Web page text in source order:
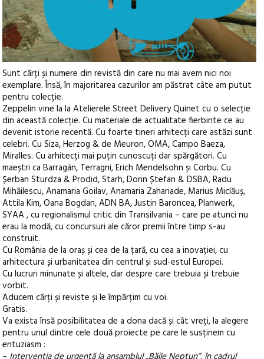
Sunt cărți și numere din revistă din care nu mai avem nici noi
exemplare. Însă, în majoritarea cazurilor am păstrat câte am putut
pentru colecție.
Zeppelin vine la la Atelierele Street Delivery Quinet cu o selecție
din această colecție. Cu materiale de actualitate fierbinte ce au
devenit istorie recentă. Cu foarte tineri arhitecți care astăzi sunt
celebri. Cu Siza, Herzog & de Meuron, OMA, Campo Baeza,
Miralles. Cu arhitecți mai puțin cunoscuți dar spărgători. Cu
maeștri ca Barragán, Terragni, Erich Mendelsohn și Corbu. Cu
Șerban Sturdza & Prodid, Starh, Dorin Ștefan & DSBA, Radu
Mihăilescu, Anamaria Goilav, Anamaria Zahariade, Marius Miclăuș,
Attila Kim, Oana Bogdan, ADN BA, Justin Baroncea, Planwerk,
SYAA , cu regionalismul critic din Transilvania – care pe atunci nu
erau la modă, cu concursuri ale căror premii între timp s-au
construit.
Cu România de la oraș și cea de la țară, cu cea a inovației, cu
arhitectura și urbanitatea din centrul și sud-estul Europei.
Cu lucruri minunate și altele, dar despre care trebuia și trebuie
vorbit.
Aducem cărți și reviste și le împărțim cu voi.
Gratis.
Va exista însă posibilitatea de a dona dacă și cât vreți, la alegere
pentru unul dintre cele două proiecte pe care le susținem cu
entuziasm :